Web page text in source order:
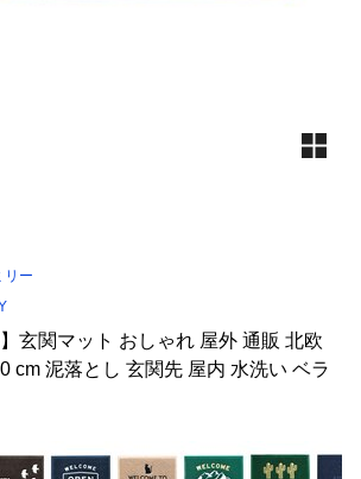
リー
玄関マット おしゃれ 屋外 通販 北欧
cm 泥落とし 玄関先 屋内 水洗い ベラ